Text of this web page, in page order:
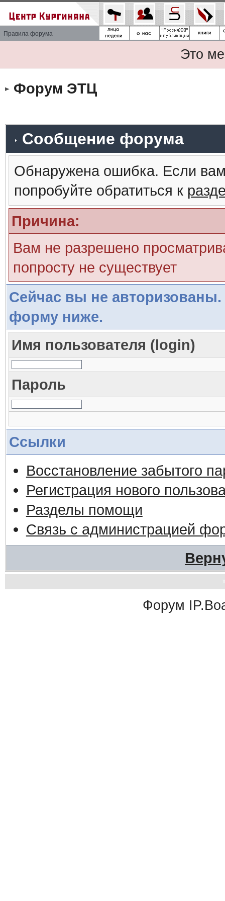
Правила форума
Это
Форум ЭТЦ
Сообщение форума
Обнаружена ошибка. Если
попробуйте обратиться к
Причина:
Вам не разрешено
попросту не существует
Сейчас вы не авторизованы.
форму ниже.
Имя пользователя (login)
Пароль
Ссылки
Восстановление забытого
Регистрация нового
Разделы помощи
Связь с администрацией
Форум